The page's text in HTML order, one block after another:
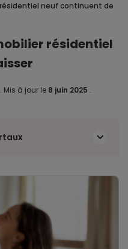
neuf continuent de
résidentiel
. Mis à jour le 8 juin 2025 .